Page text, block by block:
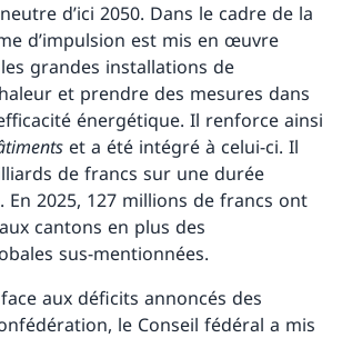
d’ici 2050. Dans le cadre de la
d’impulsion est mis en œuvre
grandes installations de
et prendre des mesures dans
énergétique. Il renforce ainsi
et a été intégré à celui-ci. Il
de francs sur une durée
En 2025, 127 millions de francs ont
cantons en plus des
sus-mentionnées.
aux déficits annoncés des
le Conseil fédéral a mis